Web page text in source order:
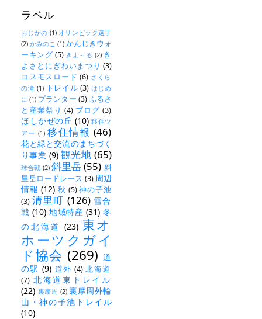
ラベル
おじかの (1) オリンピック選手
(2) かみのこ (1) かんじきウォ
ーキング (5) きよ～る (2) き
よさとにぎわいまつり (3)
コスモスロード (6) さくら
の滝 (1) トレイル (3) はじめ
に (1) プランター (3)ふるさ
と産業祭り (4) ブログ (3)
ほしかぜの丘 (10) 移住ツ
アー (1) 移住情報 (46)
花と緑と交流のまちづく
り事業 (9) 観光地 (65)
球合戦 (2) 斜里岳(55) 斜
里岳ロードレース (3) 周辺
情報 (12) 秋 (5) 神の子池
(3) 清里町 (126) 雪合
戦 (10) 地域特産 (31) 冬
の北海道 (23) 東オ
ホーツクガイ
ド協会 (269) 道
の駅 (9) 道外 (4) 北海道
(7) 北海道東トレイル
(22) 裏摩周 (2) 裏摩周外輪
山・神の子池トレイル
(10)